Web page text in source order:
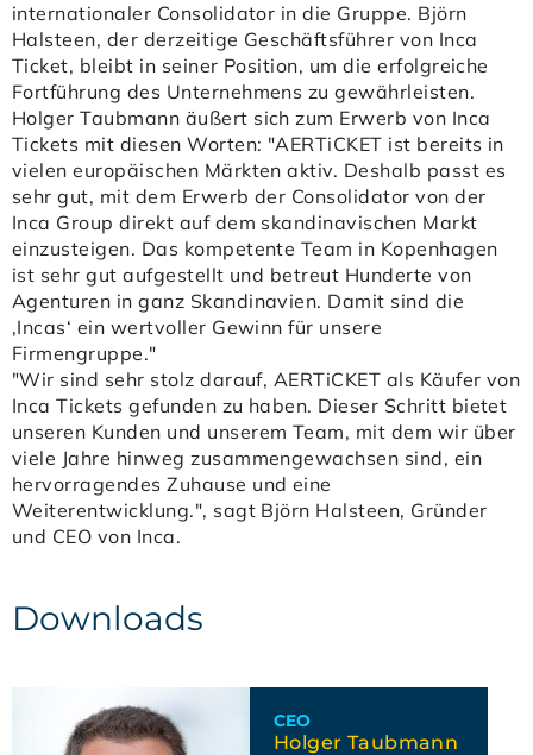
internationaler Consolidator in die Gruppe. Björn
Halsteen, der derzeitige Geschäftsführer von Inca
Ticket, bleibt in seiner Position, um die erfolgreiche
Fortführung des Unternehmens zu gewährleisten.
Holger Taubmann äußert sich zum Erwerb von Inca
Tickets mit diesen Worten: "AERTiCKET ist bereits in
vielen europäischen Märkten aktiv. Deshalb passt es
sehr gut, mit dem Erwerb der Consolidator von der
Inca Group direkt auf dem skandinavischen Markt
einzusteigen. Das kompetente Team in Kopenhagen
ist sehr gut aufgestellt und betreut Hunderte von
Agenturen in ganz Skandinavien. Damit sind die
‚Incas‘ ein wertvoller Gewinn für unsere
Firmengruppe."
"Wir sind sehr stolz darauf, AERTiCKET als Käufer von
Inca Tickets gefunden zu haben. Dieser Schritt bietet
unseren Kunden und unserem Team, mit dem wir über
viele Jahre hinweg zusammengewachsen sind, ein
hervorragendes Zuhause und eine
Weiterentwicklung.", sagt Björn Halsteen, Gründer
und CEO von Inca.
Downloads
Holger Taubmann
CEO